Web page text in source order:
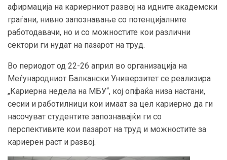
афирмација на кариерниот развој на идните академски
граѓани, нивно запознавање со потенцијалните
работодавачи, но и со можностите кои различни
сектори ги нудат на пазарот на труд.
Во периодот од 22-26 април во организација на
Меѓународниот Балкански Универзитет се реализира
„Кариерна недела на МБУ“, кој опфаќа низа настани,
сесии и работилници кои имаат за цел кариерно да ги
насочуват студентите запознавајќи ги со
перспективите кои пазарот на труд и можностите за
кариерен раст и развој.